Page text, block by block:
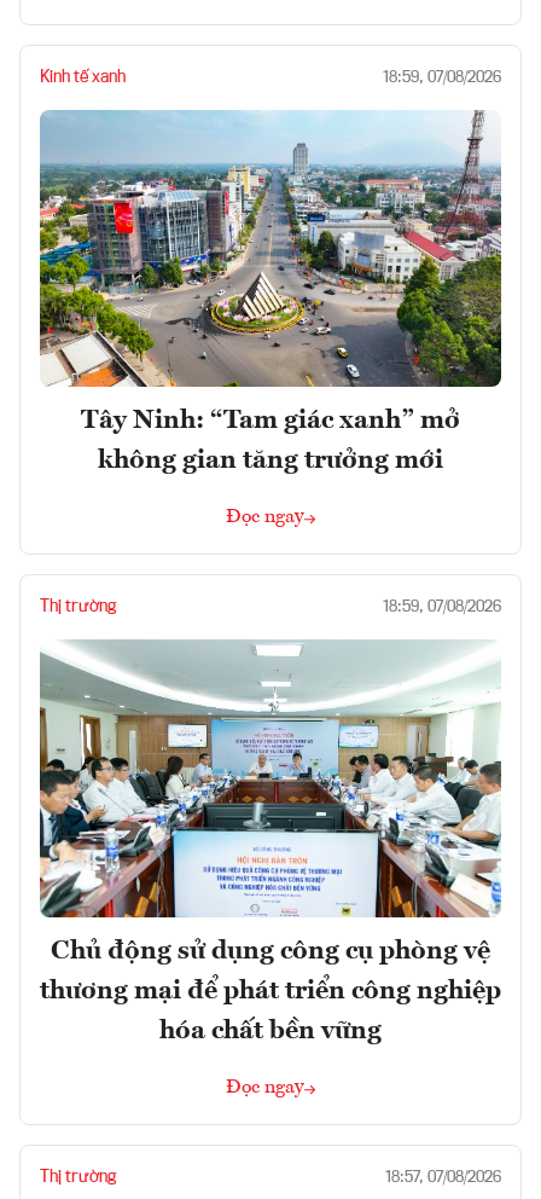
Kinh tế xanh 18:59, 07/08/2026
Tây Ninh: “Tam giác xanh” mở
không gian tăng trưởng mới
Đọc ngay
Thị trường 18:59, 07/08/2026
Chủ động sử dụng công cụ phòng vệ
thương mại để phát triển công nghiệp
hóa chất bền vững
Đọc ngay
Thị trường 18:57, 07/08/2026